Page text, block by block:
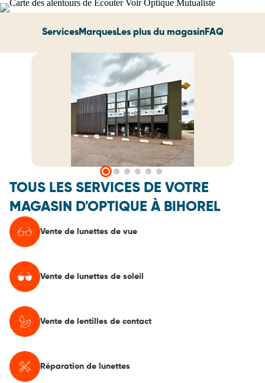
ServicesMarquesLes plus du magasinFAQ
TOUS LES SERVICES DE VOTRE
MAGASIN D'OPTIQUE À BIHOREL
Vente de lunettes de vue
Vente de lunettes de soleil
Vente de lentilles de contact
Réparation de lunettes